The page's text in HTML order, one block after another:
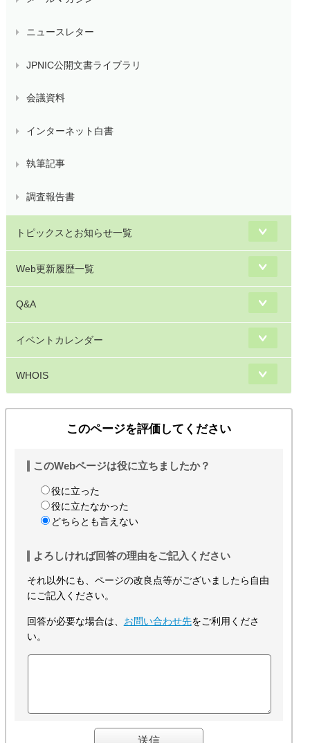
ニュースレター
JPNIC公開文書ライブラリ
会議資料
インターネット白書
執筆記事
調査報告書
トピックスとお知らせ一覧
Web更新履歴一覧
Q&A
イベントカレンダー
WHOIS
このページを評価してください
このWebページは役に立ちましたか？
役に立った
役に立たなかった
どちらとも言えない
よろしければ回答の理由をご記入ください
それ以外にも、ページの改良点等がございましたら自由
にご記入ください。
回答が必要な場合は、 お問い合わせ先をご利用くださ
い。